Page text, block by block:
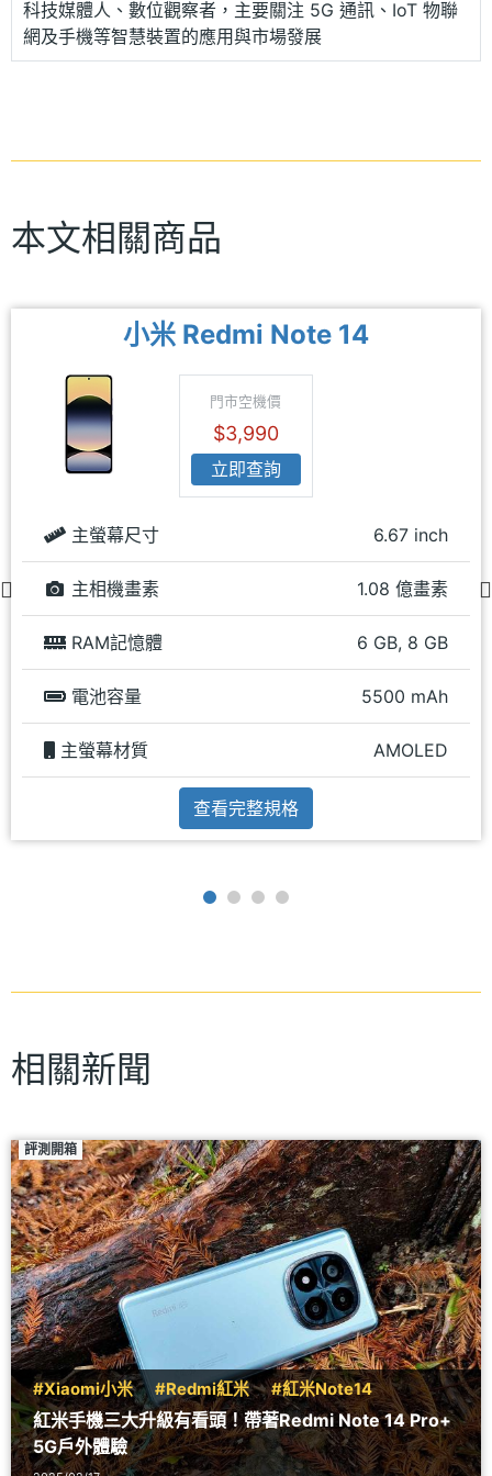
科技媒體人、數位觀察者，主要關注 5G 通訊、IoT 物聯
網及手機等智慧裝置的應用與市場發展
本文相關商品
小米 Redmi Note 14
門市空機價
$3,990
立即查詢
主螢幕尺寸 6.67 inch
主相機畫素 1.08 億畫素
RAM記憶體 6 GB, 8 GB
電池容量 5500 mAh
主螢幕材質 AMOLED
查看完整規格
相關新聞
評測開箱
#Xiaomi小米 #Redmi紅米 #紅米Note14
紅米手機三大升級有看頭！帶著Redmi Note 14 Pro+
5G戶外體驗